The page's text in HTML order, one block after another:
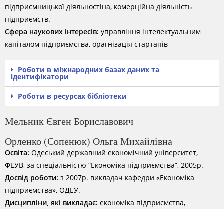
підприємницької діяльностіна, комерційна діяльність
підприємств.
Сфера наукових інтересів: управління інтелектуальним
капіталом підприємства, орагнізація стартапів
Роботи в міжнародних базах даних та
ідентифікатори
Роботи в ресурсах бібліотеки
Мельник Євген Бориславович
Орленко (Сопенюк) Ольга Михайлівна
Освіта: Одеський державний економічний університет,
ФЕУВ, за спеціальністю “Економіка підприємства”, 2005р.
Досвід роботи: з 2007р. викладач кафедри «Економіка
підприємства», ОДЕУ.
Дисципліни, які викладає: економіка підприємства,